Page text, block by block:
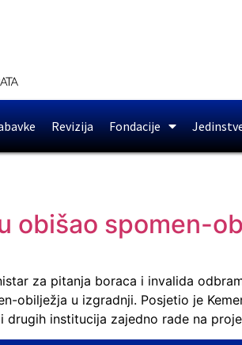
Revizija Fondacije
obišao spomen-
za pitanja boraca i invalida
obilježja u izgradnji. Posjetio je
drugih institucija zajedno rade na